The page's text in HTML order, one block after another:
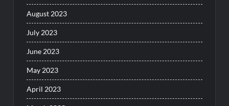
August 2023
July 2023
June 2023
May 2023
April 2023